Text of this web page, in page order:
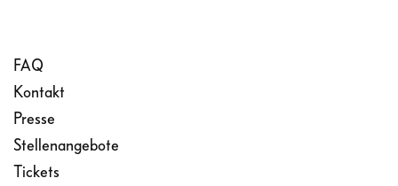
FAQ
Kontakt
Presse
Stellenangebote
Tickets